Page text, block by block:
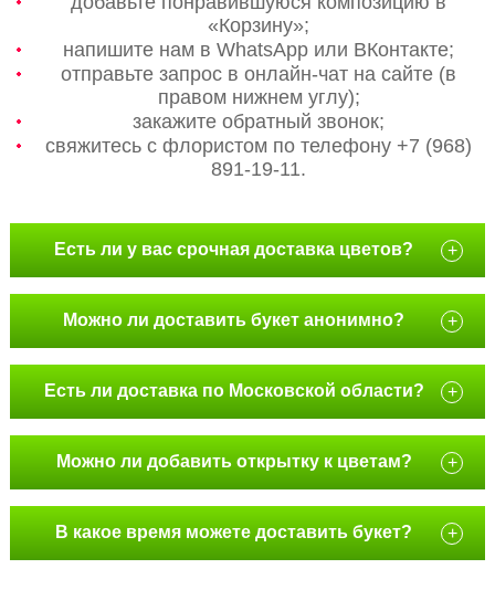
«Корзину»;
напишите нам в WhatsApp или ВКонтакте;
отправьте запрос в онлайн-чат на сайте (в
правом нижнем углу);
закажите обратный звонок;
свяжитесь с флористом по телефону +7 (968)
891-19-11.
Есть ли у вас срочная доставка цветов? +
Можно ли доставить букет анонимно? +
Есть ли доставка по Московской области? +
Можно ли добавить открытку к цветам? +
В какое время можете доставить букет? +